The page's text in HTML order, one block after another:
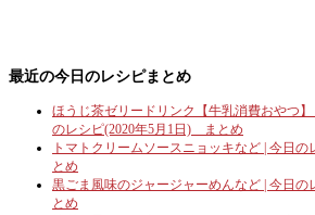
最近の今日のレシピまとめ
ほうじ茶ゼリードリンク【牛乳消費おやつ
のレシピ(2020年5月1日) まとめ
トマトクリームソースニョッキなど | 今日
とめ
黒ごま風味のジャージャーめんなど | 今日
とめ